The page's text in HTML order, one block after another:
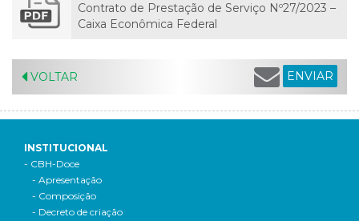
Contrato de Prestação de Serviço Nº27/2023 –
Caixa Econômica Federal
VOLTAR ENVIAR
INSTITUCIONAL
- CBH-Doce
- Apresentação
- Composição
- Decreto de criação